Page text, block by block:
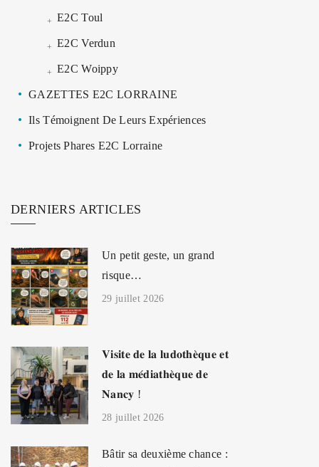
E2C Toul
E2C Verdun
E2C Woippy
GAZETTES E2C LORRAINE
Ils Témoignent De Leurs Expériences
Projets Phares E2C Lorraine
DERNIERS ARTICLES
Un petit geste, un grand
risque…
29 juillet 2026
𝐕𝐢𝐬𝐢𝐭𝐞 𝐝𝐞 𝐥𝐚 𝐥𝐮𝐝𝐨𝐭𝐡𝐞̀𝐪𝐮𝐞 𝐞𝐭
𝐝𝐞 𝐥𝐚 𝐦𝐞́𝐝𝐢𝐚𝐭𝐡𝐞̀𝐪𝐮𝐞 𝐝𝐞
𝐍𝐚𝐧𝐜𝐲 !
28 juillet 2026
Bâtir sa deuxième chance :